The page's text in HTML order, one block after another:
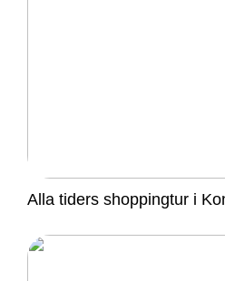
Alla tiders shoppingtur i